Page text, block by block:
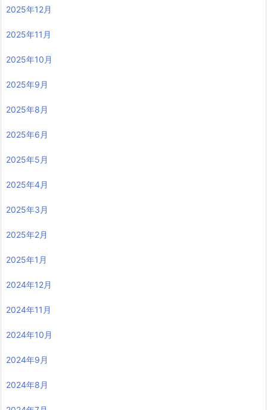
2025年12月
2025年11月
2025年10月
2025年9月
2025年8月
2025年6月
2025年5月
2025年4月
2025年3月
2025年2月
2025年1月
2024年12月
2024年11月
2024年10月
2024年9月
2024年8月